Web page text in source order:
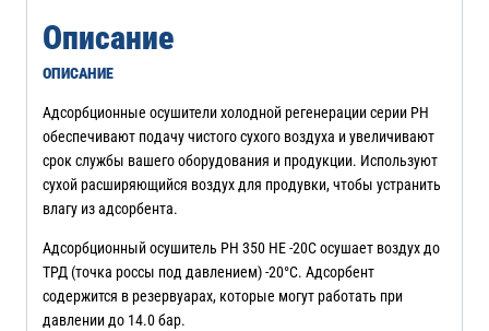
Описание
ОПИСАНИЕ
Адсорбционные осушители холодной регенерации серии PH
обеспечивают подачу чистого сухого воздуха и увеличивают
срок службы вашего оборудования и продукции. Используют
сухой расширяющийся воздух для продувки, чтобы устранить
влагу из адсорбента.
Адсорбционный осушитель PH 350 HE -20C осушает воздух до
ТРД (точка россы под давлением) -20°C. Адсорбент
содержится в резервуарах, которые могут работать при
давлении до 14.0 бар.